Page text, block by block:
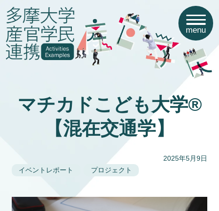
menu
マチカドこども大学®
【混在交通学】
2025年5月9日
イベントレポート
プロジェクト